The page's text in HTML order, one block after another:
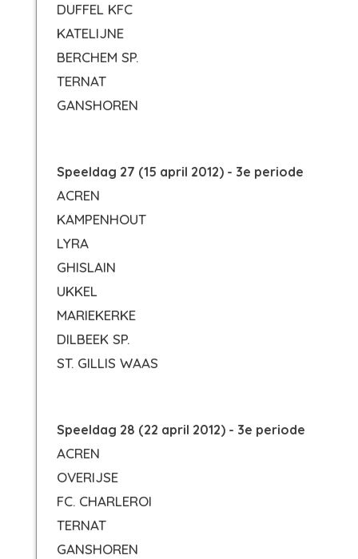
DUFFEL KFC
KATELIJNE
BERCHEM SP.
TERNAT
GANSHOREN
Speeldag 27 (15 april 2012) - 3e periode
ACREN
KAMPENHOUT
LYRA
GHISLAIN
UKKEL
MARIEKERKE
DILBEEK SP.
ST. GILLIS WAAS
Speeldag 28 (22 april 2012) - 3e periode
ACREN
OVERIJSE
FC. CHARLEROI
TERNAT
GANSHOREN